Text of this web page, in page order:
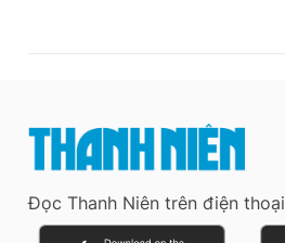
Đọc Thanh Niên trên điện thoại